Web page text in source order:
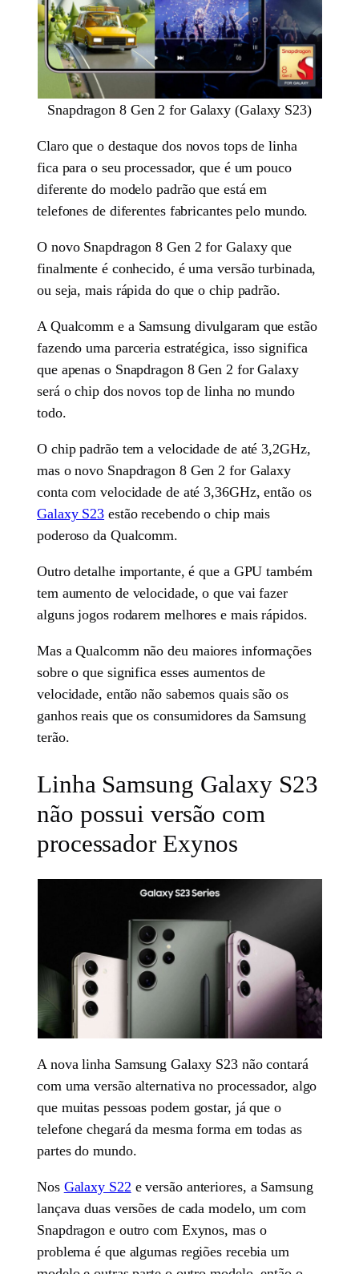
Snapdragon 8 Gen 2 for Galaxy (Galaxy S23)
Claro que o destaque dos novos tops de linha
fica para o seu processador, que é um pouco
diferente do modelo padrão que está em
telefones de diferentes fabricantes pelo mundo.
O novo Snapdragon 8 Gen 2 for Galaxy que
finalmente é conhecido, é uma versão turbinada,
ou seja, mais rápida do que o chip padrão.
A Qualcomm e a Samsung divulgaram que estão
fazendo uma parceria estratégica, isso significa
que apenas o Snapdragon 8 Gen 2 for Galaxy
será o chip dos novos top de linha no mundo
todo.
O chip padrão tem a velocidade de até 3,2GHz,
mas o novo Snapdragon 8 Gen 2 for Galaxy
conta com velocidade de até 3,36GHz, então os
Galaxy S23 estão recebendo o chip mais
poderoso da Qualcomm.
Outro detalhe importante, é que a GPU também
tem aumento de velocidade, o que vai fazer
alguns jogos rodarem melhores e mais rápidos.
Mas a Qualcomm não deu maiores informações
sobre o que significa esses aumentos de
velocidade, então não sabemos quais são os
ganhos reais que os consumidores da Samsung
terão.
Linha Samsung Galaxy S23
não possui versão com
processador Exynos
A nova linha Samsung Galaxy S23 não contará
com uma versão alternativa no processador, algo
que muitas pessoas podem gostar, já que o
telefone chegará da mesma forma em todas as
partes do mundo.
Nos Galaxy S22 e versão anteriores, a Samsung
lançava duas versões de cada modelo, um com
Snapdragon e outro com Exynos, mas o
problema é que algumas regiões recebia um